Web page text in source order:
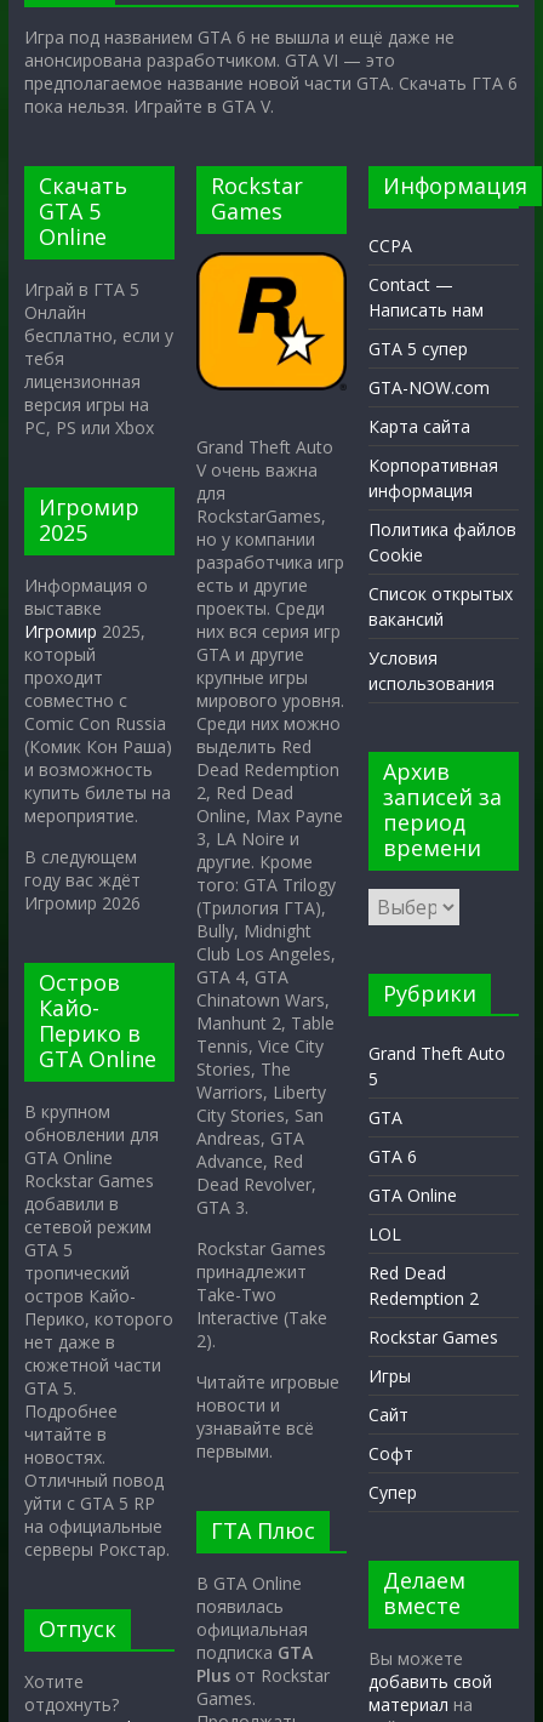
Игра под названием GTA 6 не вышла и ещё даже не
анонсирована разработчиком. GTA VI — это
предполагаемое название новой части GTA. Скачать ГТА 6
пока нельзя. Играйте в GTA V.
Скачать
GTA 5
Online
Играй в ГТА 5
Онлайн
бесплатно, если у
тебя
лицензионная
версия игры на
PC, PS или Xbox
Игромир
2025
Информация о
выставке
Игромир 2025,
который
проходит
совместно с
Comic Con Russia
(Комик Кон Раша)
и возможность
купить билеты на
мероприятие.
В следующем
году вас ждёт
Игромир 2026
Остров
Кайо-
Перико в
GTA Online
В крупном
обновлении для
GTA Online
Rockstar Games
добавили в
сетевой режим
GTA 5
тропический
остров Кайо-
Перико, которого
нет даже в
сюжетной части
GTA 5.
Подробнее
читайте в
новостях.
Отличный повод
уйти с GTA 5 RP
на официальные
серверы Рокстар.
Отпуск
Хотите
отдохнуть?
Rockstar
Games
Grand Theft Auto
V очень важна
для
RockstarGames,
но у компании
разработчика игр
есть и другие
проекты. Среди
них вся серия игр
GTA и другие
крупные игры
мирового уровня.
Среди них можно
выделить Red
Dead Redemption
2, Red Dead
Online, Max Payne
3, LA Noire и
другие. Кроме
того: GTA Trilogy
(Трилогия ГТА),
Bully, Midnight
Club Los Angeles,
GTA 4, GTA
Chinatown Wars,
Manhunt 2, Table
Tennis, Vice City
Stories, The
Warriors, Liberty
City Stories, San
Andreas, GTA
Advance, Red
Dead Revolver,
GTA 3.
Rockstar Games
принадлежит
Take-Two
Interactive (Take
2).
Читайте игровые
новости и
узнавайте всё
первыми.
ГТА Плюс
В GTA Online
появилась
официальная
подписка GTA
Plus от Rockstar
Games.
Информация
CCPA
Contact —
Написать нам
GTA 5 супер
GTA-NOW.com
Карта сайта
Корпоративная
информация
Политика файлов
Cookie
Список открытых
вакансий
Условия
использования
Архив
записей за
период
времени
Рубрики
Grand Theft Auto
5
GTA
GTA 6
GTA Online
LOL
Red Dead
Redemption 2
Rockstar Games
Игры
Сайт
Софт
Супер
Делаем
вместе
Вы можете
добавить свой
материал на